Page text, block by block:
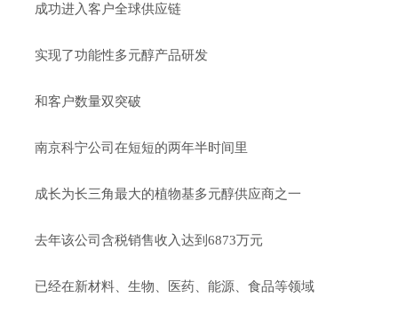
成功进入客户全球供应链
实现了功能性多元醇产品研发
和客户数量双突破
南京科宁公司在短短的两年半时间里
成长为长三角最大的植物基多元醇供应商之一
去年该公司含税销售收入达到6873万元
已经在新材料、生物、医药、能源、食品等领域